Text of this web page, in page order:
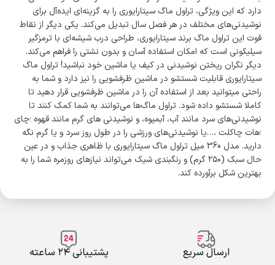
دارد که این ویژگی، تراول ماگ سیتارایوری را به گزینه‌ای ایده‌آل برای
نوشیدنی‌های مختلف در هر فصل سال تبدیل می‌کند. یکی دیگر از نقاط
قوت این تراول ماگ برند سیتارایوری، طراحی درب شیشه‌ای با ترمزگیر
سیلیکونی است که امکان استفاده آسان و بدون نشتی را فراهم می‌کند.
دیگر نگران ریختن نوشیدنی در کیف یا ماشین خود نباشید! تراول ماگ
سیتارایوری قابلیت شستشو در ماشین ظرفشویی را نیز دارد و شما به
راحتی میتوانید بعد از استفاده آن را در ماشین ظرفشویی قرار دهید تا
کاملا شستشو داده شود. تراول ماگ‌ها می‌توانند به شما کمک کنند تا
نوشیدنی‌های سرد مانند آب، آبمیوه، و نوشیدنی های گرم مانند قهوه ؛چای
؛هات چاکلت ،…یا نوشیدنی‌های ورزشی را در طول روز سرد و یا گرم نگه
دارید. مدل 360 میل تراول ماگ سیتارایوری با ظاهری جذاب و در عین
حال سبک (۲۵۰ گرم) و رنگبندی شیک می‌تواند نیازهای روزمره شما را به
بهترین شکل برآورده کند.
ارسال سریع پشتیبانی ۲۴ ساعته